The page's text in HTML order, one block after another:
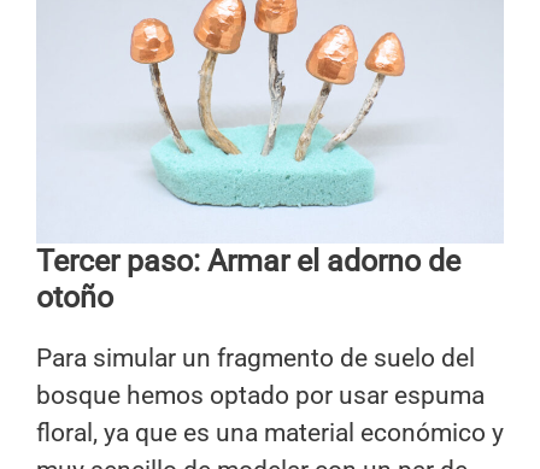
Tercer paso: Armar el adorno de
otoño
Para simular un fragmento de suelo del
bosque hemos optado por usar espuma
floral, ya que es una material económico y